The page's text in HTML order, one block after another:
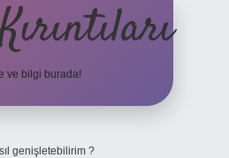
ve bilgi burada!
genişletebilirim ?